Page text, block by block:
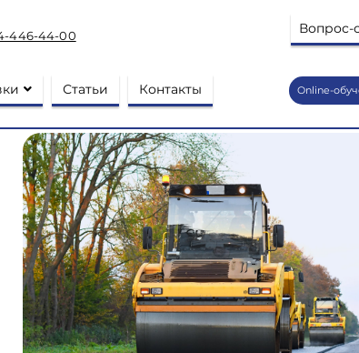
446-44-00 Вопрос-
Статьи Контакты Online-